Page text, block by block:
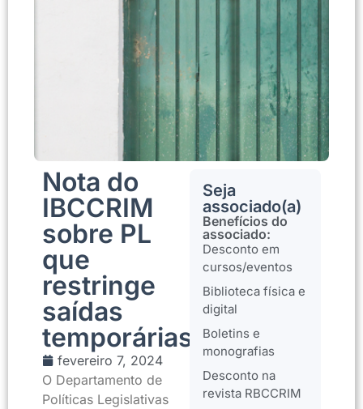
Nota do
IBCCRIM
sobre PL
que
restringe
saídas
temporárias
fevereiro 7, 2024
O Departamento de
Políticas Legislativas
Seja
associado(a)
Benefícios do
associado:
Desconto em
cursos/eventos
Biblioteca física e
digital
Boletins e
monografias
Desconto na
revista RBCCRIM